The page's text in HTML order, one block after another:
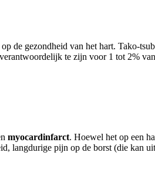
de gezondheid van het hart. Tako-
te zijn voor 1 tot 2%
myocardinfarct. Hoewel het op een
langdurige pijn op de borst (die kan